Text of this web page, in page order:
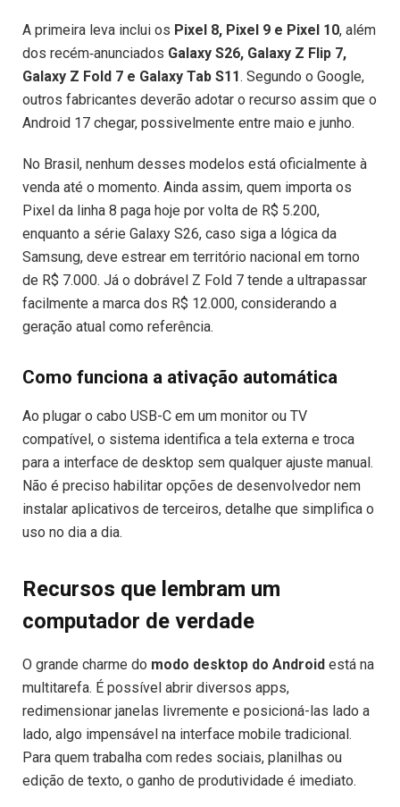
A primeira leva inclui os Pixel 8, Pixel 9 e Pixel 10, além
dos recém‐anunciados Galaxy S26, Galaxy Z Flip 7,
Galaxy Z Fold 7 e Galaxy Tab S11. Segundo o Google,
outros fabricantes deverão adotar o recurso assim que o
Android 17 chegar, possivelmente entre maio e junho.
No Brasil, nenhum desses modelos está oficialmente à
venda até o momento. Ainda assim, quem importa os
Pixel da linha 8 paga hoje por volta de R$ 5.200,
enquanto a série Galaxy S26, caso siga a lógica da
Samsung, deve estrear em território nacional em torno
de R$ 7.000. Já o dobrável Z Fold 7 tende a ultrapassar
facilmente a marca dos R$ 12.000, considerando a
geração atual como referência.
Como funciona a ativação automática
Ao plugar o cabo USB-C em um monitor ou TV
compatível, o sistema identifica a tela externa e troca
para a interface de desktop sem qualquer ajuste manual.
Não é preciso habilitar opções de desenvolvedor nem
instalar aplicativos de terceiros, detalhe que simplifica o
uso no dia a dia.
Recursos que lembram um
computador de verdade
O grande charme do modo desktop do Android está na
multitarefa. É possível abrir diversos apps,
redimensionar janelas livremente e posicioná-las lado a
lado, algo impensável na interface mobile tradicional.
Para quem trabalha com redes sociais, planilhas ou
edição de texto, o ganho de produtividade é imediato.